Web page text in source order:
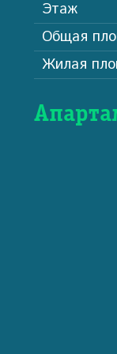
Этаж
Общая
Жилая